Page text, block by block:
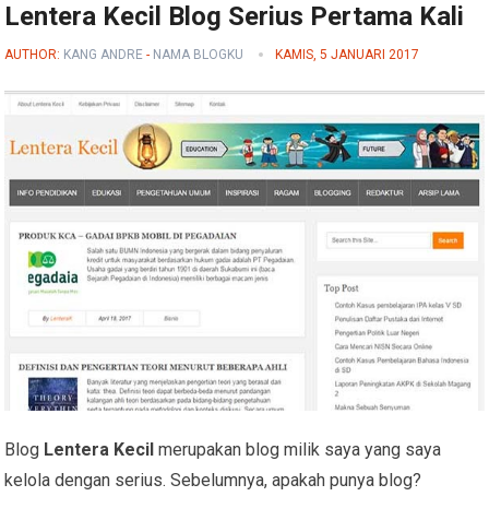
Lentera Kecil Blog Serius Pertama Kali
AUTHOR: KANG ANDRE - NAMA BLOGKU KAMIS, 5 JANUARI 2017
Blog Lentera Kecil merupakan blog milik saya yang saya
kelola dengan serius. Sebelumnya, apakah punya blog?